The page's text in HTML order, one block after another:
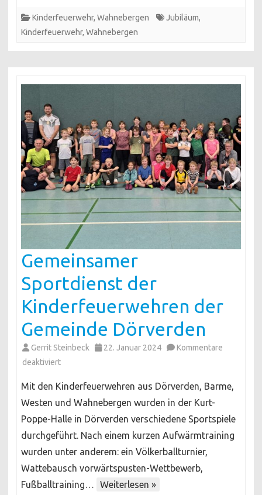
Kinderfeuerwehr
Wahnebergen
Kinderfeuerwehr, Wahnebergen Jubiläum,
Kinderfeuerwehr, Wahnebergen
Gemeinsamer
Sportdienst der
Kinderfeuerwehren der
Gemeinde Dörverden
Gerrit Steinbeck 22. Januar 2024
Kommentare
deaktiviertfür
Sportdienst
der
Kinderfeuerwehren
der
Gemeinde
Dörverden
Mit den Kinderfeuerwehren aus Dörverden, Barme,
Westen und Wahnebergen wurden in der Kurt-
Poppe-Halle in Dörverden verschiedene Sportspiele
durchgeführt. Nach einem kurzen Aufwärmtraining
wurden unter anderem: ein Völkerballturnier,
Wattebausch vorwärtspusten-Wettbewerb,
Fußballtraining…
Weiterlesen »